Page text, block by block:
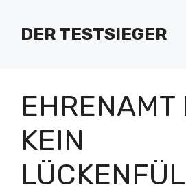
Inhalt
springenDER TESTSIEGER
EHRENAMT
KEIN